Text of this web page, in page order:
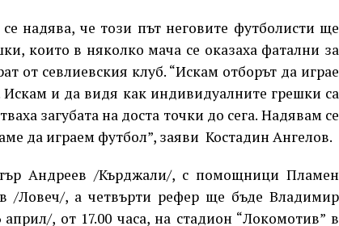
надява, че този път неговите футболисти ще
които в няколко мача се оказаха фатални за
от севлиевския клуб. “Искам отборът да играе
и да видя как индивидуалните грешки са
загубата на доста точки до сега. Надявам се
да играем футбол”, заяви Костадин Ангелов.
Андреев /Кърджали/, с помощници Пламен
Ловеч/, а четвърти рефер ще бъде Владимир
, от 17.00 часа, на стадион “Локомотив” в